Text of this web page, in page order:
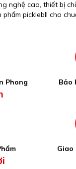
nghệ cao, thiết bị
picklebll cho
Phong Bảo
Giao